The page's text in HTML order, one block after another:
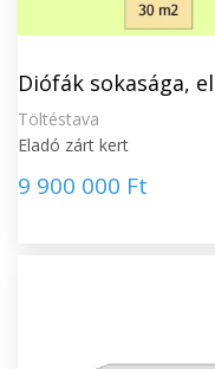
Diófák sokasága,
Töltéstava
Eladó zárt kert
9 900 000 Ft